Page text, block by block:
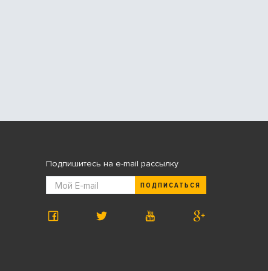
Подпишитесь на e-mail рассылку
ПОДПИСАТЬСЯ